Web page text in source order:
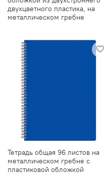
двухцветного пластика, на
металлическом гребне
Тетрадь общая 96 листов на
металлическом гребне с
пластиковой обложкой